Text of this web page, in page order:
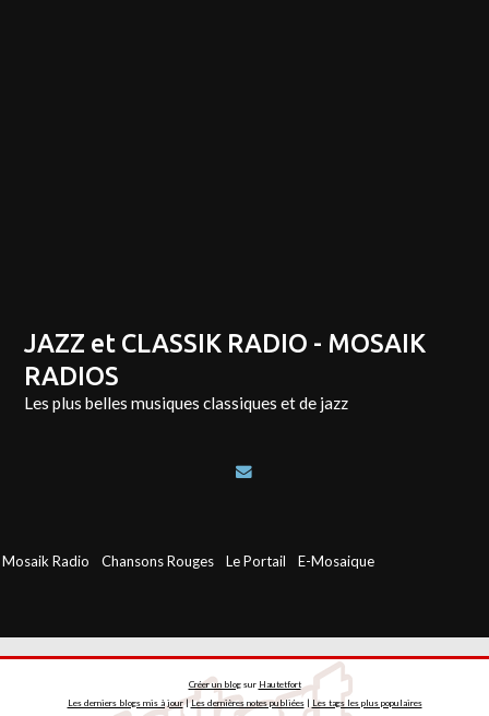
JAZZ et CLASSIK RADIO - MOSAIK
RADIOS
Les plus belles musiques classiques et de jazz
Mosaik Radio Chansons Rouges Le Portail E-Mosaique
Créer un blogsur Hautetfort
Les derniers blogs mis à jour|Les dernières notes publiées| Les tags les plus populaires